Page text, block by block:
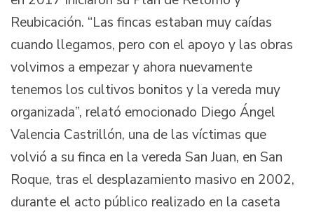
Reubicación. “Las fincas estaban muy caídas
cuando llegamos, pero con el apoyo y las obras
volvimos a empezar y ahora nuevamente
tenemos los cultivos bonitos y la vereda muy
organizada”, relató emocionado Diego Ángel
Valencia Castrillón, una de las víctimas que
volvió a su finca en la vereda San Juan, en San
Roque, tras el desplazamiento masivo en 2002,
durante el acto público realizado en la caseta